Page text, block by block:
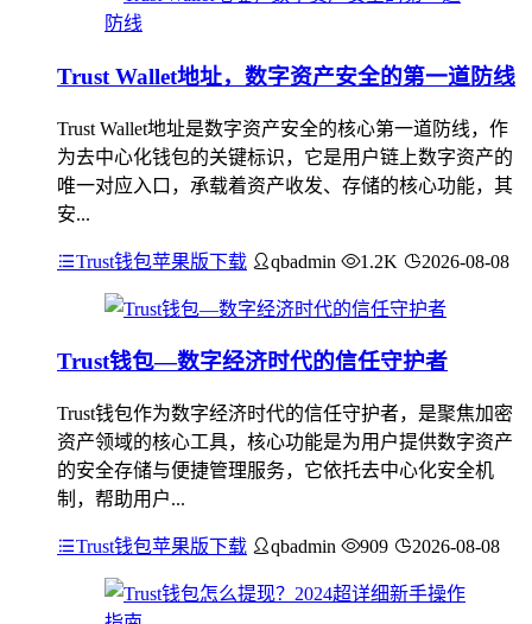
Trust Wallet地址，数字资产安全的第一道防线
Trust Wallet地址是数字资产安全的核心第一道防线，作
为去中心化钱包的关键标识，它是用户链上数字资产的
唯一对应入口，承载着资产收发、存储的核心功能，其
安...
Trust钱包苹果版下载 qbadmin 1.2K 2026-08-08
Trust钱包—数字经济时代的信任守护者
Trust钱包作为数字经济时代的信任守护者，是聚焦加密
资产领域的核心工具，核心功能是为用户提供数字资产
的安全存储与便捷管理服务，它依托去中心化安全机
制，帮助用户...
Trust钱包苹果版下载 qbadmin 909 2026-08-08